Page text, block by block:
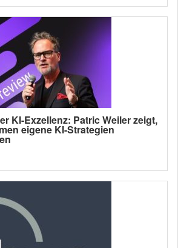
KI-Exzellenz: Patric Weiler zeigt,
eigene KI-Strategien